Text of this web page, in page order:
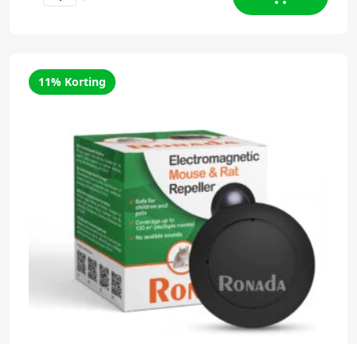
11% Korting